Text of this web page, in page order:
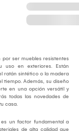
ser muebles resistentes
en exteriores. Están
ratán sintético o la madera
tiempo. Además, su diseño
en una opción versátil y
todas las novedades de
casa.
un factor fundamental a
de alta calidad que